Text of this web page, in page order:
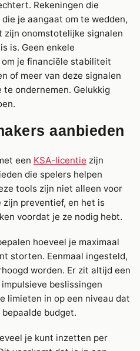
Rekeningen die
je aangaat om te wedden,
onomstotelijke signalen
is. Geen enkele
je financiële stabiliteit
of meer van deze signalen
ondernemen. Gelukkig
aanbieden
een KSA-licentie zijn
die spelers helpen
tools zijn niet alleen voor
zijn preventief, en het is
voordat je ze nodig hebt.
hoeveel je maximaal
storten. Eenmaal ingesteld,
worden. Er zit altijd een
beslissingen
limieten in op een niveau dat
budget.
je kunt inzetten per